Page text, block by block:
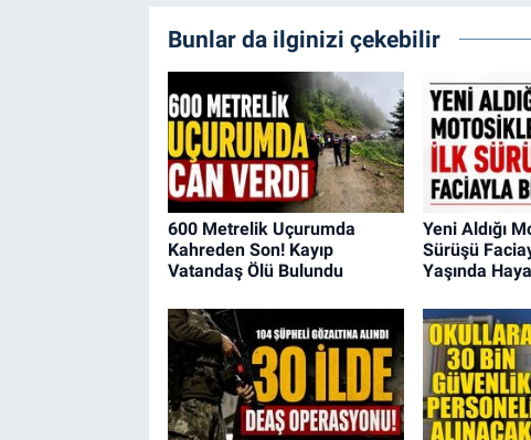
Bunlar da ilginizi çekebilir
600 Metrelik Uçurumda
Kahreden Son! Kayıp
Vatandaş Ölü Bulundu
Yeni Aldığı
Sürüşü
Yaşında